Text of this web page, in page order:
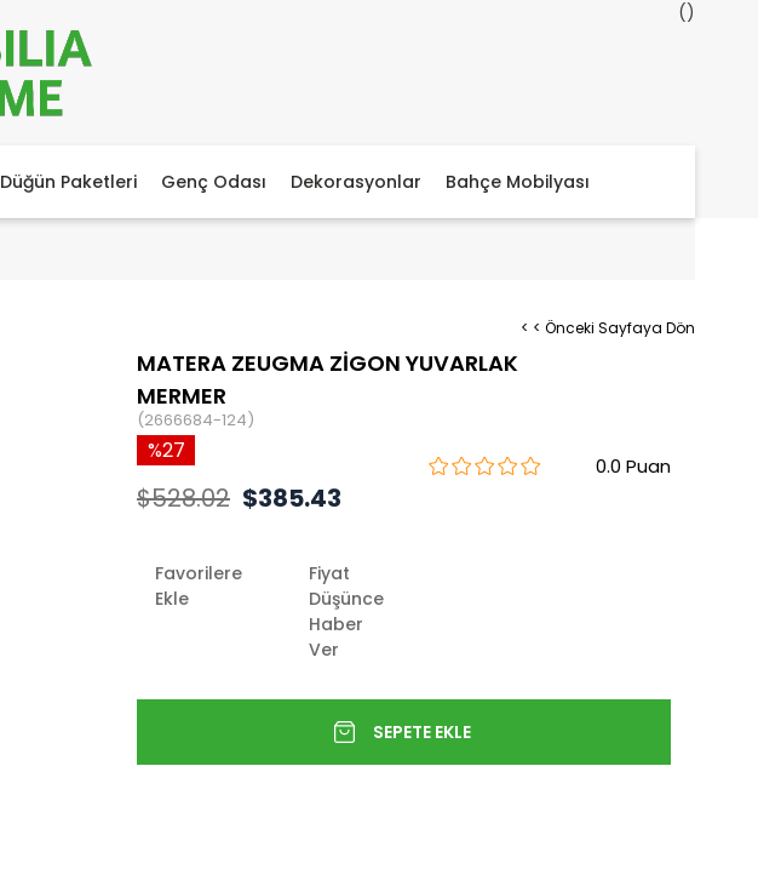
Düğün Paketleri Genç Odası Dekorasyonlar Bahçe Mobilyası
< < Önceki Sayfaya Dön
MATERA ZEUGMA ZİGON YUVARLAK
MERMER
(2666684-124)
0.0
27
$528.02 $385.43
Favorilere
Ekle
Fiyat
Düşünce
Haber
Ver